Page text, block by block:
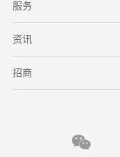
服务
资讯
招商